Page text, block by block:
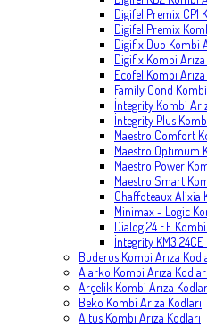
Digifel Premix CP1
Digifel Premix
Digifix Duo Kombi
Digifix Kombi Arıza
Ecofel Kombi Arıza
Family Cond
İntegrity Kombi
İntegrity Plus
Maestro Comfort
Maestro Optimum
Maestro Power
Maestro Smart
Chaffoteaux Alixia
Minimax - Logic
Dialog 24 FF
İntegrity KM3 24CE
Buderus Kombi Arıza
Alarko Kombi Arıza Kodları
Arçelik Kombi Arıza
Beko Kombi Arıza Kodları
Altus Kombi Arıza Kodları